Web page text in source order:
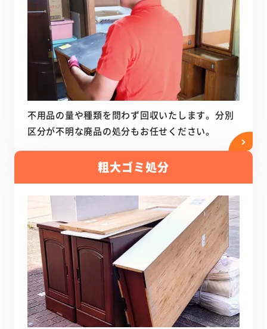
不用品の量や種類を問わず回収いたします。分別
区分が不明な廃品の処分もお任せください。
粗大ゴミ処分